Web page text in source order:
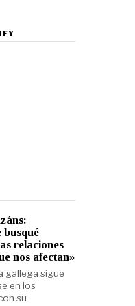
busqué
relaciones
nos afectan»
gallega sigue
en los
su